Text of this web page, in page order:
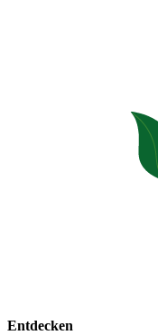
Entdecken